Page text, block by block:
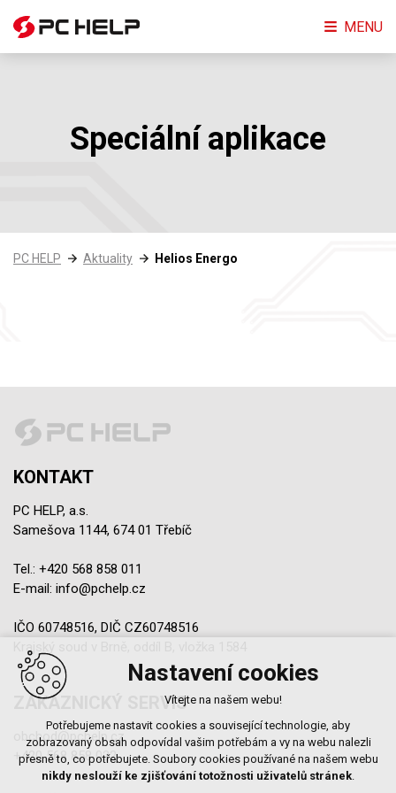
Speciální aplikace
PC HELP Aktuality Helios Energo
KONTAKT
PC HELP, a.s.
Samešova 1144, 674 01 Třebíč
Tel.: +420 568 858 011
E-mail: info@pchelp.cz
IČO 60748516, DIČ CZ60748516
Krajský soud v Brně, oddíl B, vložka 1584
ZÁKAZNICKÝ SERVIS
obchod@pchelp.cz
+420 568 858 022
MENU
Nastavení cookies
Vítejte na našem webu!
Potřebujeme nastavit cookies a související technologie, aby
zobrazovaný obsah odpovídal vašim potřebám a vy na webu nalezli
přesně to, co potřebujete. Soubory cookies používané na našem webu
nikdy neslouží ke zjišťování totožnosti uživatelů stránek.